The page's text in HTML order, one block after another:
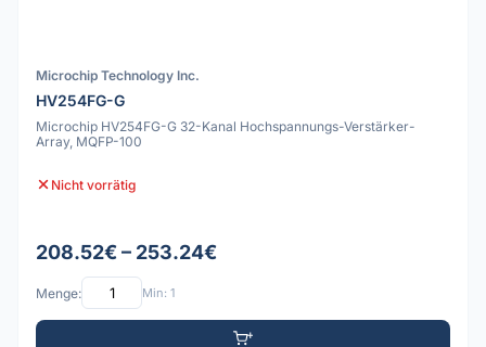
Microchip Technology Inc.
HV254FG-G
Microchip HV254FG-G 32-Kanal Hochspannungs-Verstärker-
Array, MQFP-100
Nicht vorrätig
208.52€ – 253.24€
Menge: Min: 1